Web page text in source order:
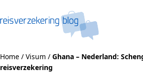
Home / Visum / Ghana – Nederland:
reisverzekering